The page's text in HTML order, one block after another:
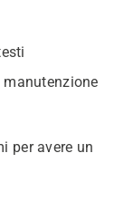
per avere un